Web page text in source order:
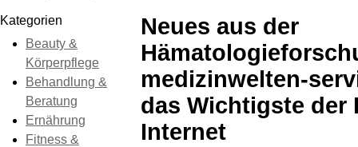
Kategorien
Beauty &
Körperpflege
Behandlung &
Beratung
Ernährung
Fitness &
Neues aus der
medizinwelten-
das Wichtigste der
Internet